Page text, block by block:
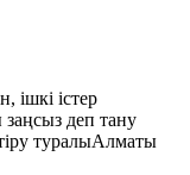
ішкі істер
деп тану
туралыАлматы